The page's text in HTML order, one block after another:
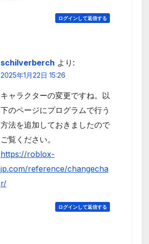
ログインして返信する
schilverberch より:
2025年1月22日 15:26
キャラクターの変更ですね。以
下のページにプログラムで行う
方法を追加しておきましたので
ご覧ください。
https://roblox-
jp.com/reference/changecha
r/
ログインして返信する